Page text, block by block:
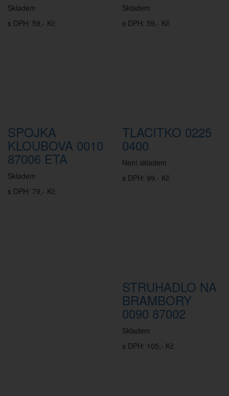
Skladem
s DPH: 59,- Kč
Skladem
s DPH: 59,- Kč
SPOJKA
KLOUBOVA 0010
87006 ETA
Skladem
s DPH: 79,- Kč
TLACITKO 0225
0400
Není skladem
s DPH: 99,- Kč
STRUHADLO NA
BRAMBORY
0090 87002
Skladem
s DPH: 105,- Kč